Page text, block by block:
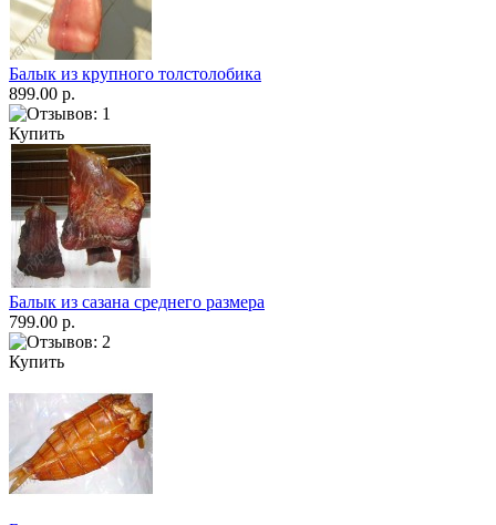
Балык из крупного толстолобика
899.00 р.
Купить
Балык из сазана среднего размера
799.00 р.
Купить